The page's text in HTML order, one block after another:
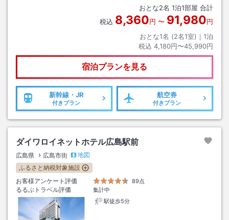
おとな2名 1泊1部屋 合計
税込 8,360円 〜 91,980円
おとな1名 (2名1室)｜ 1泊
税込 4,180円〜45,990円
宿泊プランを見る
新幹線・JR
付きプラン
航空券
付きプラン
ダイワロイネットホテル広島駅前
広島県 広島市街
地図
ふるさと納税対象施設
お客様アンケート評価
89点
るるぶトラベル評価
集計中
駅徒歩5分